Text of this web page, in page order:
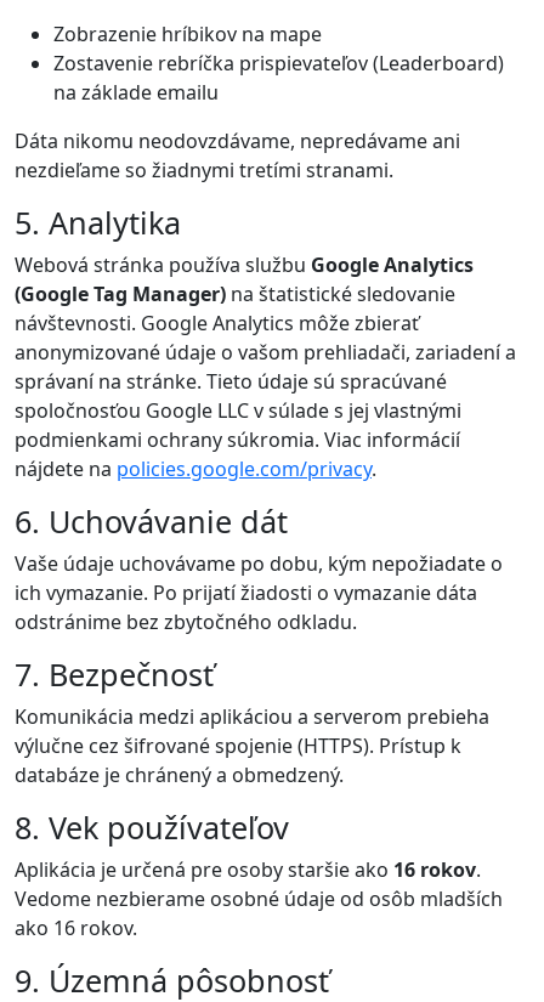
Zobrazenie hríbikov na mape
Zostavenie rebríčka prispievateľov (Leaderboard)
na základe emailu
Dáta nikomu neodovzdávame, nepredávame ani
nezdieľame so žiadnymi tretími stranami.
5. Analytika
Webová stránka používa službu Google Analytics
(Google Tag Manager) na štatistické sledovanie
návštevnosti. Google Analytics môže zbierať
anonymizované údaje o vašom prehliadači, zariadení a
správaní na stránke. Tieto údaje sú spracúvané
spoločnosťou Google LLC v súlade s jej vlastnými
podmienkami ochrany súkromia. Viac informácií
nájdete na policies.google.com/privacy.
6. Uchovávanie dát
Vaše údaje uchovávame po dobu, kým nepožiadate o
ich vymazanie. Po prijatí žiadosti o vymazanie dáta
odstránime bez zbytočného odkladu.
7. Bezpečnosť
Komunikácia medzi aplikáciou a serverom prebieha
výlučne cez šifrované spojenie (HTTPS). Prístup k
databáze je chránený a obmedzený.
8. Vek používateľov
Aplikácia je určená pre osoby staršie ako 16 rokov.
Vedome nezbierame osobné údaje od osôb mladších
ako 16 rokov.
9. Územná pôsobnosť